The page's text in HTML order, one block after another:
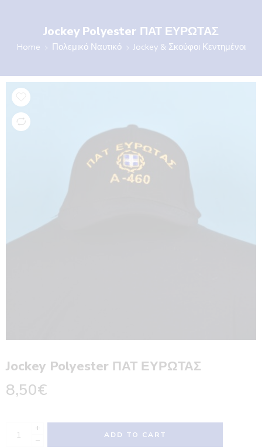
Jockey Polyester ΠΑΤ ΕΥΡΩΤΑΣ
Home Πολεμικό Ναυτικό Jockey & Σκούφοι Κεντημένοι
Jockey Polyester ΠΑΤ ΕΥΡΩΤΑΣ
8,50€
+
−
ADD TO CART